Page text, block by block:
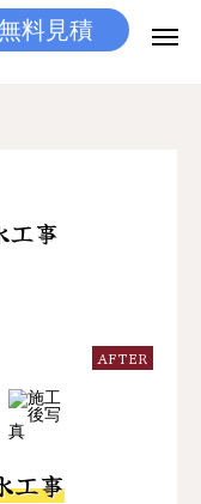
料見積
工事
AFTER
工事